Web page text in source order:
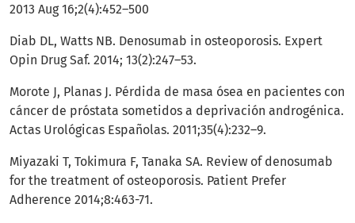
2013 Aug 16;2(4):452–500
Diab DL, Watts NB. Denosumab in osteoporosis. Expert
Opin Drug Saf. 2014; 13(2):247–53.
Morote J, Planas J. Pérdida de masa ósea en pacientes con
cáncer de próstata sometidos a deprivación androgénica.
Actas Urológicas Españolas. 2011;35(4):232–9.
Miyazaki T, Tokimura F, Tanaka SA. Review of denosumab
for the treatment of osteoporosis. Patient Prefer
Adherence 2014;8:463-71.